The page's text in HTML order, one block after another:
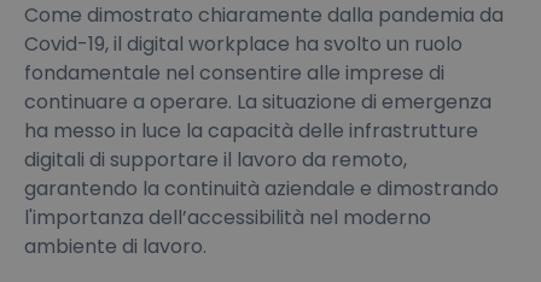
Come dimostrato chiaramente dalla pandemia da
Covid-19, il digital workplace ha svolto un ruolo
fondamentale nel consentire alle imprese di
continuare a operare. La situazione di emergenza
ha messo in luce la capacità delle infrastrutture
digitali di supportare il lavoro da remoto,
garantendo la continuità aziendale e dimostrando
l'importanza dell’accessibilità nel moderno
ambiente di lavoro.